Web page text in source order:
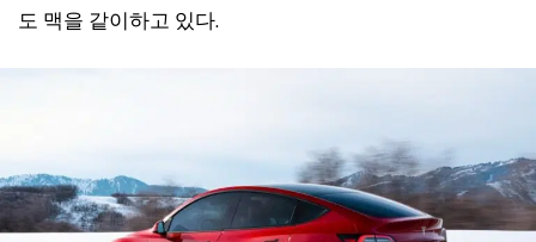
도 맥을 같이하고 있다.